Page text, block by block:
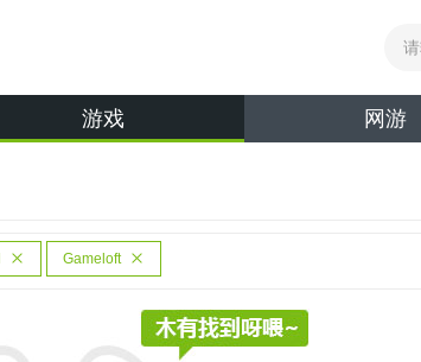
游戏 网游
Gameloft